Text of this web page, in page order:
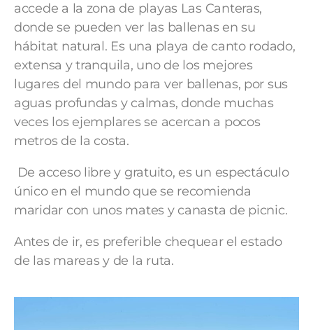
accede a la zona de playas Las Canteras,
donde se pueden ver las ballenas en su
hábitat natural. Es una playa de canto rodado,
extensa y tranquila, uno de los mejores
lugares del mundo para ver ballenas, por sus
aguas profundas y calmas, donde muchas
veces los ejemplares se acercan a pocos
metros de la costa.
De acceso libre y gratuito, es un espectáculo
único en el mundo que se recomienda
maridar con unos mates y canasta de picnic.
Antes de ir, es preferible chequear el estado
de las mareas y de la ruta.